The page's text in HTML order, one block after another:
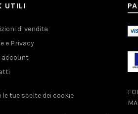
UTILI
di vendita
e Privacy
account
le tue scelte dei cookie